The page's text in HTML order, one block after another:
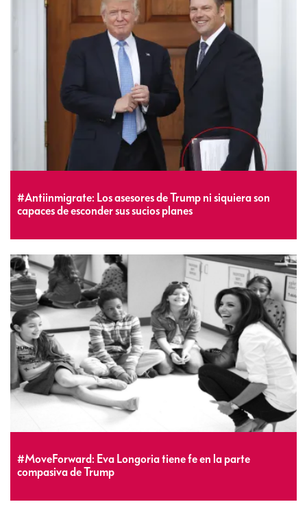
#Antiinmigrate: Los asesores de Trump ni siquiera son
capaces de esconder sus sucios planes
#MoveForward: Eva Longoria tiene fe en la parte
compasiva de Trump